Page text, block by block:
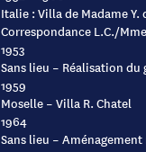
Italie : Villa de Madame Y.
Correspondance L.C./
1953
Sans lieu – Réalisation du
1959
Moselle – Villa R. Chatel
1964
Sans lieu –